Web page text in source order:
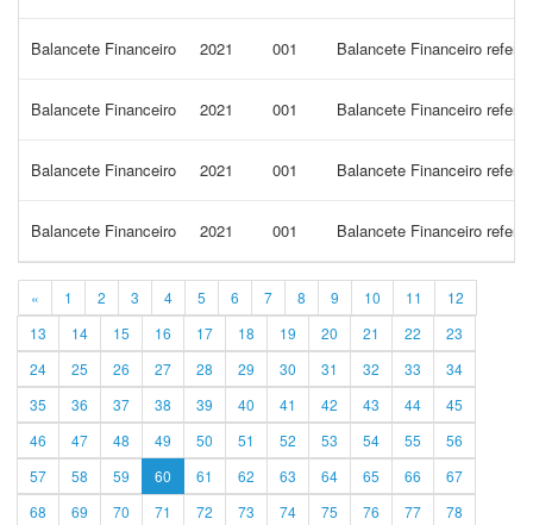
Balancete Financeiro 2021 001 Balancete Financeiro
Balancete Financeiro 2021 001 Balancete Financeiro
Balancete Financeiro 2021 001 Balancete Financeiro
Balancete Financeiro 2021 001 Balancete Financeiro
« 1 2 3 4 5 6 7 8 9 10 11
12
13
14 15 16 17 18 19 20 21 22
23
24
25 26 27 28 29 30 31 32 33
34
35
36 37 38 39 40 41 42 43 44
45
46
47 48 49 50 51 52 53 54 55
56
57
58 59 60 61 62 63 64 65 66
67
68
69 70 71 72 73 74 75 76 77 78